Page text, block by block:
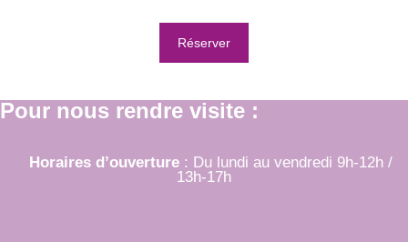
Réserver
Pour nous rendre visite :
Horaires d’ouverture : Du lundi au vendredi 9h-12h /
13h-17h